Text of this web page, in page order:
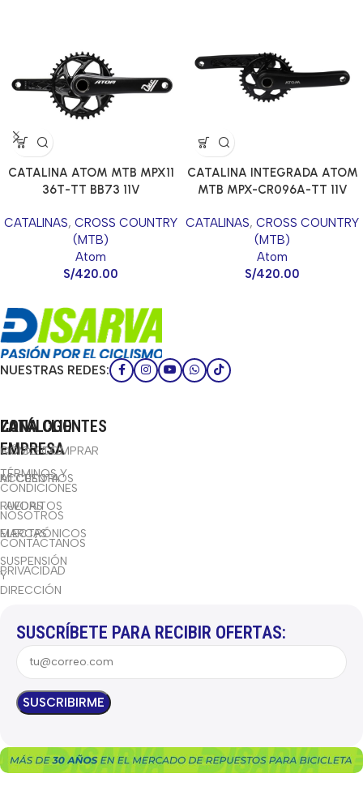
CATALINA ATOM MTB MPX11
36T-TT BB73 11V
CATALINAS, CROSS COUNTRY
(MTB)
Atom
S/420.00
CATALINA INTEGRADA ATOM
MTB MPX-CR096A-TT 11V
CATALINAS, CROSS COUNTRY
(MTB)
Atom
S/420.00
NUESTRAS REDES:
CATÁLOGO
BICICLETAS
ACCESORIOS
RUEDAS
ELECTRÓNICOS
SUSPENSIÓN
Y
DIRECCIÓN
LA
EMPRESA
TÉRMINOS Y
CONDICIONES
NOSOTROS
CONTÁCTANOS
PRIVACIDAD
ZONA CLIENTES
CÓMO COMPRAR
MI CUENTA
FAVORITOS
MARCAS
SUSCRÍBETE PARA RECIBIR OFERTAS: